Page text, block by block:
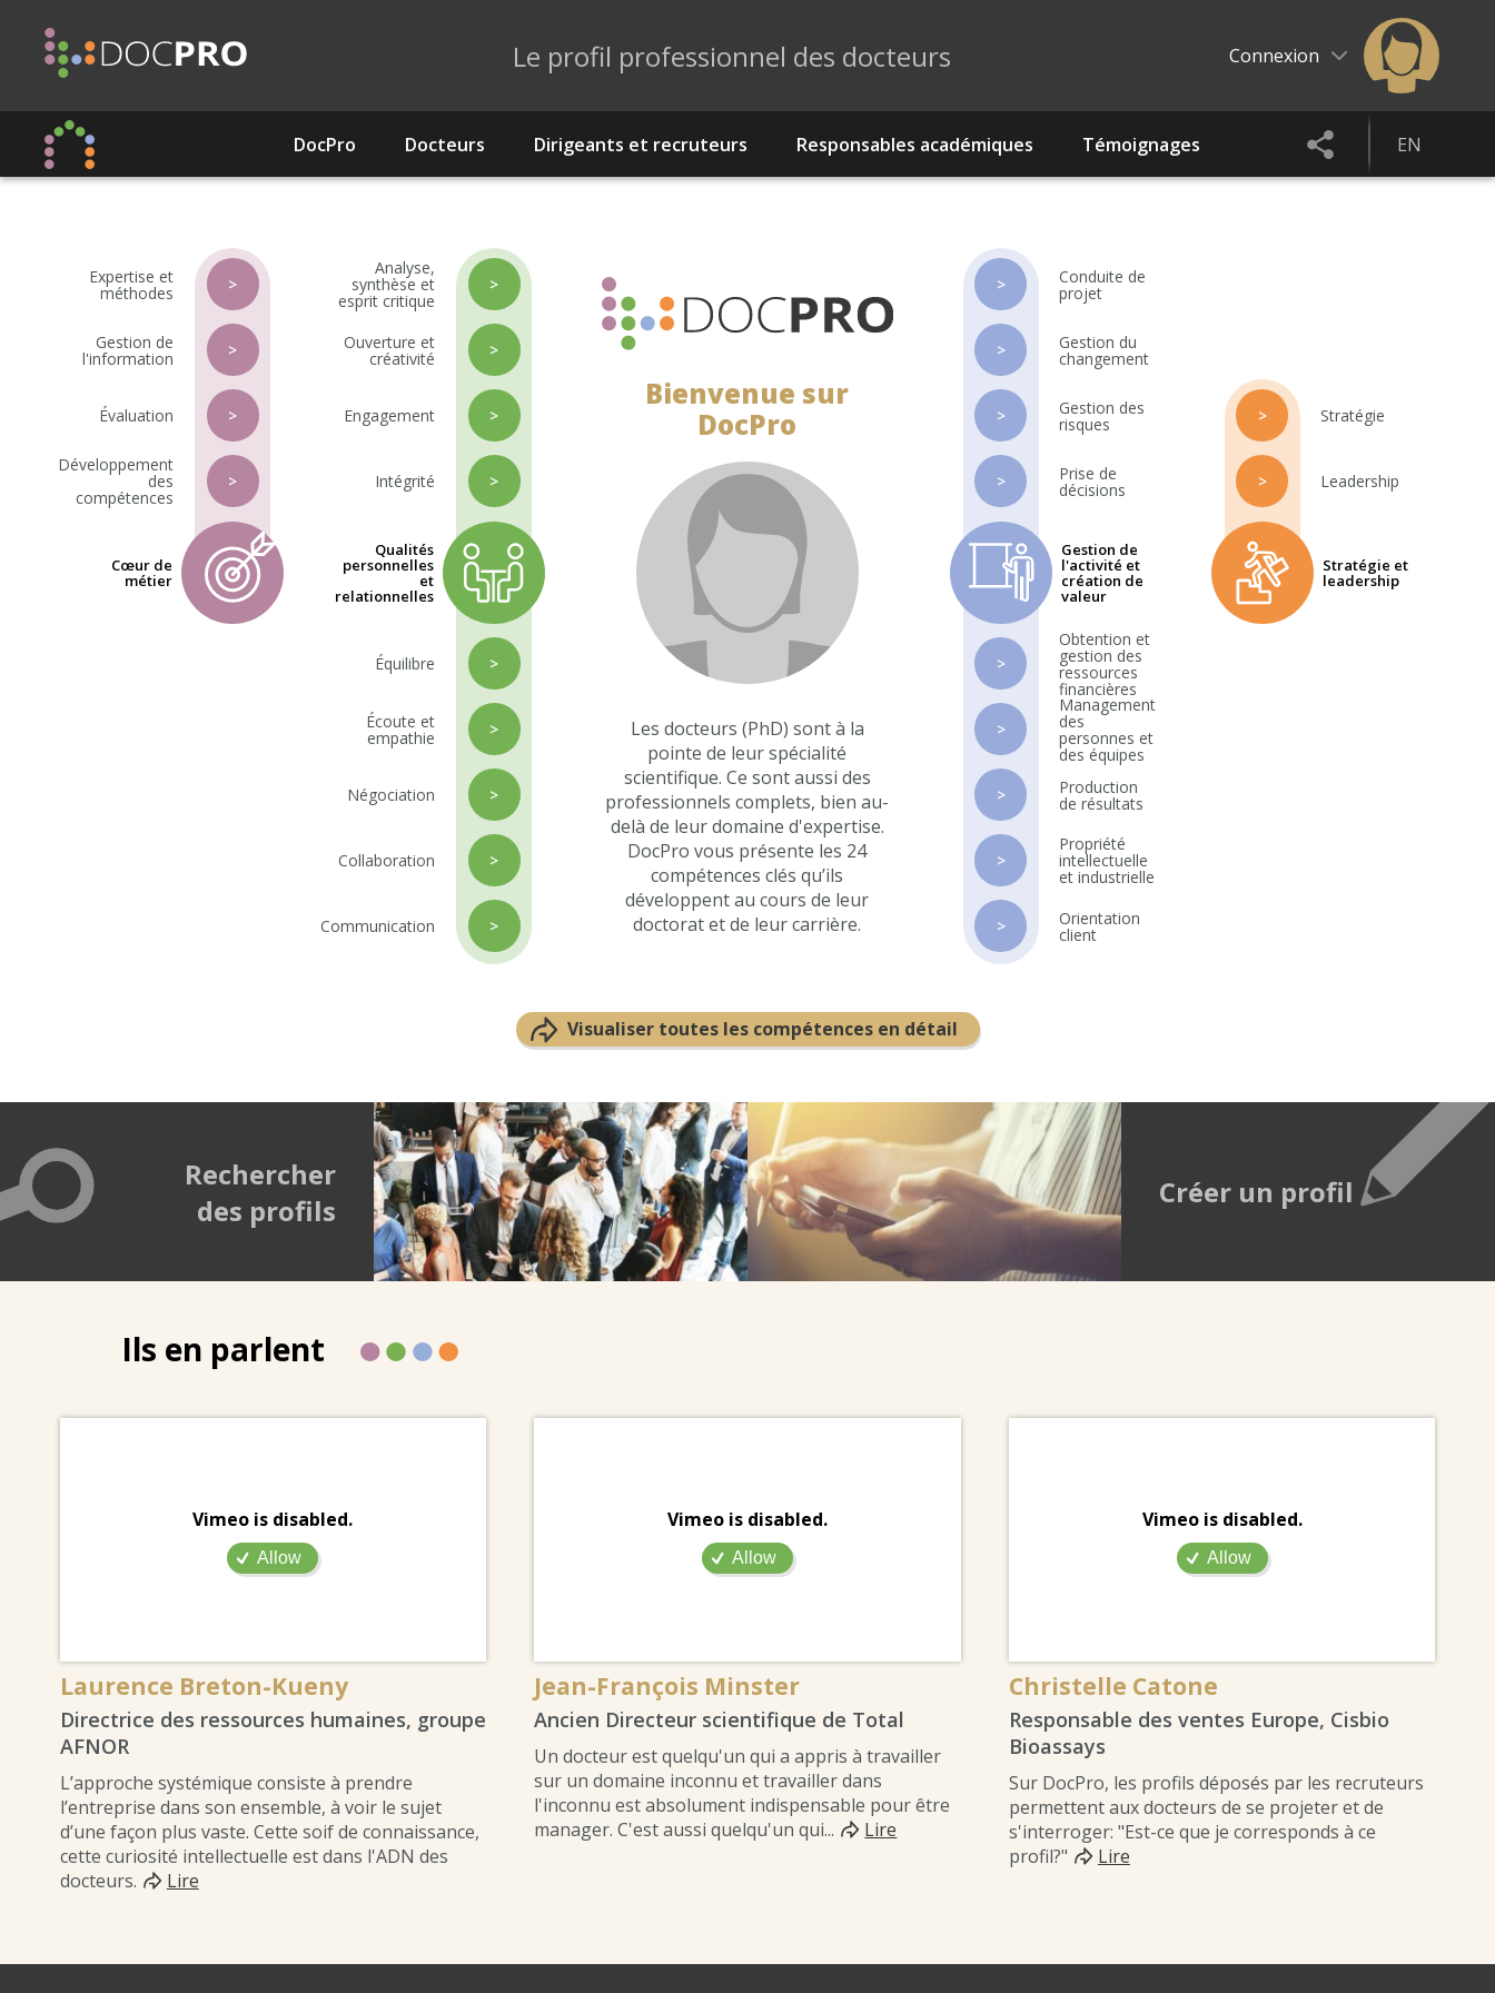
contenu
principal
Le profil professionnel des docteurs Connexion
DocPro Docteurs Dirigeants et recruteurs Responsables académiques Témoignages EN
Cœur de
métier
>
Expertise et
méthodes
>
Gestion de
l'information
>
Évaluation
>
Développement
des
compétences
Qualités
personnelles
et
relationnelles
>
Analyse,
synthèse et
esprit critique
>
Ouverture et
créativité
>
Engagement
>
Intégrité
>
Équilibre
>
Écoute et
empathie
>
Négociation
>
Collaboration
>
Communication
Bienvenue sur
DocPro
Les docteurs (PhD) sont à la
pointe de leur spécialité
scientifique. Ce sont aussi des
professionnels complets, bien au-
delà de leur domaine d'expertise.
DocPro vous présente les 24
compétences clés qu’ils
développent au cours de leur
doctorat et de leur carrière.
Gestion de
l'activité et
création de
valeur
> Conduite de
projet
> Gestion du
changement
> Gestion des
risques
> Prise de
décisions
>
Obtention et
gestion des
ressources
financières
>
Management
des
personnes et
des équipes
>
Production
de résultats
>
Propriété
intellectuelle
et industrielle
> Orientation
client
Stratégie et
leadership
> Stratégie
> Leadership
Visualiser toutes les compétences en détail
Rechercher
des profils
Créer un profil
Ils en parlent
Vimeo is disabled.
Allow
Laurence Breton-Kueny
Directrice des ressources humaines, groupe
AFNOR
L’approche systémique consiste à prendre
l’entreprise dans son ensemble, à voir le sujet
d’une façon plus vaste. Cette soif de connaissance,
cette curiosité intellectuelle est dans l'ADN des
docteurs.
Lire
Vimeo is disabled.
Allow
Jean-François Minster
Ancien Directeur scientifique de Total
Un docteur est quelqu'un qui a appris à travailler
sur un domaine inconnu et travailler dans
l'inconnu est absolument indispensable pour être
manager. C'est aussi quelqu'un qui...
Lire
Vimeo is disabled.
Allow
Christelle Catone
Responsable des ventes Europe, Cisbio
Bioassays
Sur DocPro, les profils déposés par les recruteurs
permettent aux docteurs de se projeter et de
s'interroger: "Est-ce que je corresponds à ce
profil?"
Lire